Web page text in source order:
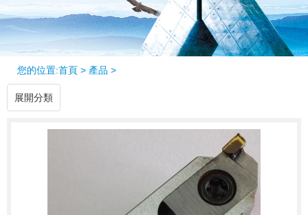
您的位置:首頁 > 產品 >
展開分類